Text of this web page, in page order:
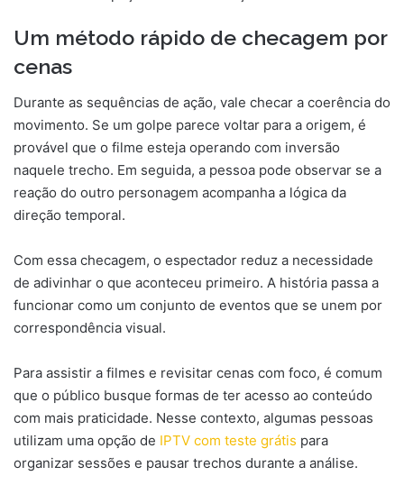
Um método rápido de checagem por
cenas
Durante as sequências de ação, vale checar a coerência do
movimento. Se um golpe parece voltar para a origem, é
provável que o filme esteja operando com inversão
naquele trecho. Em seguida, a pessoa pode observar se a
reação do outro personagem acompanha a lógica da
direção temporal.
Com essa checagem, o espectador reduz a necessidade
de adivinhar o que aconteceu primeiro. A história passa a
funcionar como um conjunto de eventos que se unem por
correspondência visual.
Para assistir a filmes e revisitar cenas com foco, é comum
que o público busque formas de ter acesso ao conteúdo
com mais praticidade. Nesse contexto, algumas pessoas
utilizam uma opção de IPTV com teste grátis para
organizar sessões e pausar trechos durante a análise.